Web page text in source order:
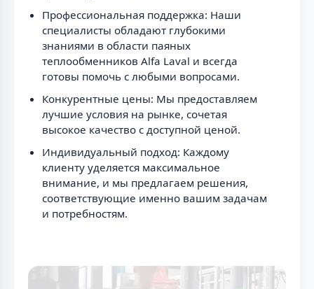
Профессиональная поддержка: Наши
специалисты обладают глубокими
знаниями в области паяных
теплообменников Alfa Laval и всегда
готовы помочь с любыми вопросами.
Конкурентные цены: Мы предоставляем
лучшие условия на рынке, сочетая
высокое качество с доступной ценой.
Индивидуальный подход: Каждому
клиенту уделяется максимальное
внимание, и мы предлагаем решения,
соответствующие именно вашим задачам
и потребностям.